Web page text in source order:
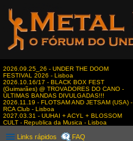
2026.09.25_26 - UNDER THE DOOM
FESTIVAL 2026 - Lisboa
2026.10.16/17 - BLACK BOX FEST
(Guimarães) @ TROVADORES DO CANO -
ÚLTIMAS BANDAS DIVULGADAS!!!
2026.11.19 - FLOTSAM AND JETSAM (USA) -
RCA Club - Lisboa
2027.03.31 - UUHAI + ACYL + BLOSSOM
CULT - Republica da Musica - Lisboa
Links rápidos FAQ